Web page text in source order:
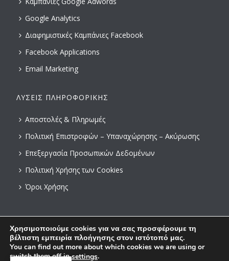
Google Analytics
Διαφημιστικές Καμπάνιες Facebook
Facebook Applications
Email Marketing
ΛΎΣΕΙΣ ΠΛΗΡΟΦΟΡΙΚΉΣ
Αποστολές & Πληρωμές
Πολιτική Επιστροφών – Υπαναχώρησης – Ακύρωσης
Επεξεργασία Προσωπικών Δεδομένων
Πολιτική Χρήσης των Cookies
Όροι Χρήσης
Χρησιμοποιούμε cookies για να σας προσφέρουμε τη
βέλτιστη εμπειρία πλοήγησης στον ιστότοπό μας.
You can find out more about which cookies we are using or
switch them off insettings.